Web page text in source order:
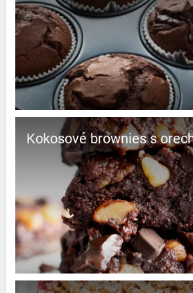
Kokosové brownies s